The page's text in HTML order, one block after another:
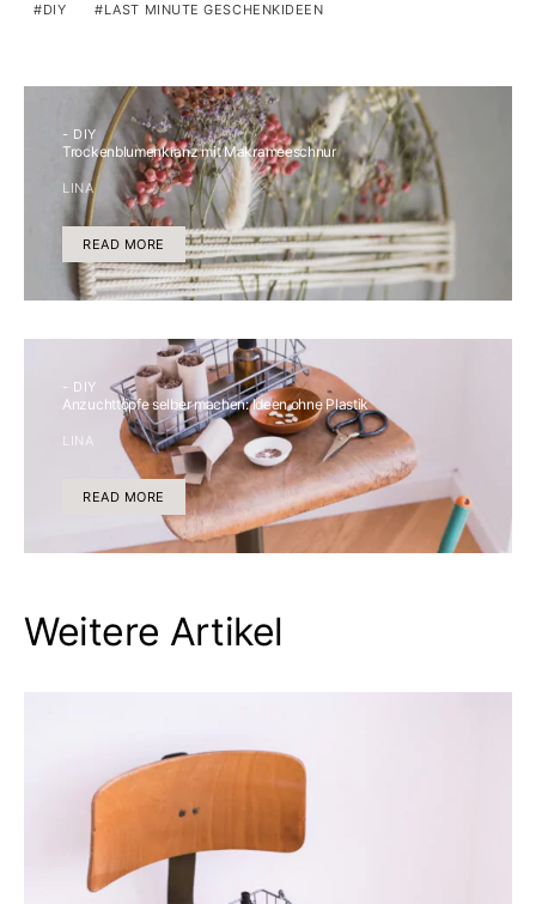
DIY LAST MINUTE GESCHENKIDEEN
- DIY
Trockenblumenkranz mit Makrameeschnur
LINA
READ MORE
- DIY
Anzuchttöpfe selber machen: Ideen ohne Plastik
LINA
READ MORE
Weitere Artikel